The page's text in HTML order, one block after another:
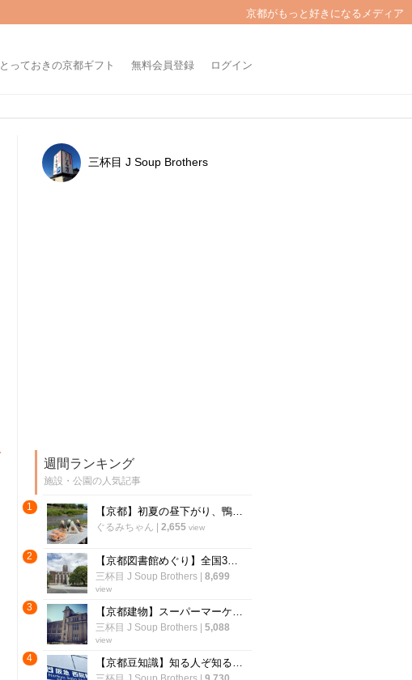
京都がもっと好きになるメディア
とっておきの京都ギフト 無料会員登録 ログイン
三杯目 J Soup Brothers
週間ランキング
施設・公園の人気記事
1 【京都】初夏の昼下がり、鴨川ピクニックのお供『お米自慢 おにぎり屋さん』
ぐるみちゃん 2,655 view
2 【京都図書館めぐり】全国3番目の蔵書数を誇る大学図書館！一般利用も可能！！「京都大学附属図書館」
三杯目 J Soup Brothers| 8,699
view
3 【京都建物】スーパーマーケットが入居する歴史的建造物「旧京都中央電話局上分局」
三杯目 J Soup Brothers| 5,088
view
4 【京都豆知識】知る人ぞ知る☆同一漢字で２つの由来を持つ異読駅名「西院」